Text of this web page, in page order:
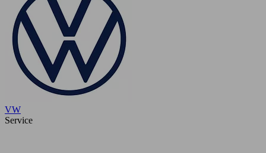
VW
Service